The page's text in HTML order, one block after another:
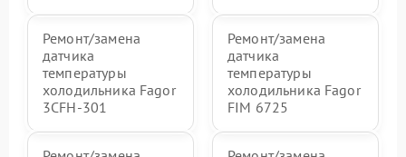
Ремонт/замена
датчика
температуры
холодильника Fagor
3CFH-301
Ремонт/замена
датчика
температуры
холодильника Fagor
FIM 6725